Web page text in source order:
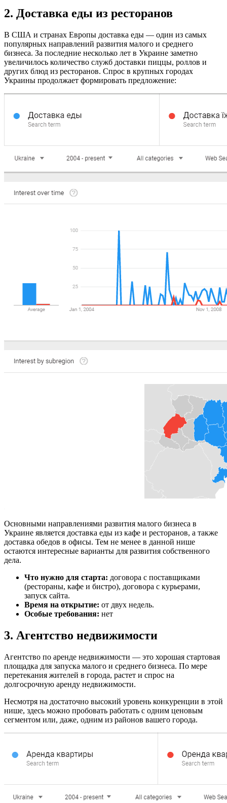
2. Доставка еды из ресторанов
В США и странах Европы доставка еды — один из самых
популярных направлений развития малого и среднего
бизнеса. За последние несколько лет в Украине заметно
увеличилось количество служб доставки пиццы, роллов и
других блюд из ресторанов. Спрос в крупных городах
Украины продолжает формировать предложение:
Основными направлениями развития малого бизнеса в
Украине является доставка еды из кафе и ресторанов, а также
доставка обедов в офисы. Тем не менее в данной нише
остаются интересные варианты для развития собственного
дела.
Что нужно для старта: договора с поставщиками
(рестораны, кафе и бистро), договора с курьерами,
запуск сайта.
Время на открытие: от двух недель.
Особые требования: нет
3. Агентство недвижимости
Агентство по аренде недвижимости — это хорошая стартовая
площадка для запуска малого и среднего бизнеса. По мере
перетекания жителей в города, растет и спрос на
долгосрочную аренду недвижимости.
Несмотря на достаточно высокий уровень конкуренции в этой
нише, здесь можно пробовать работать с одним ценовым
сегментом или, даже, одним из районов вашего города.